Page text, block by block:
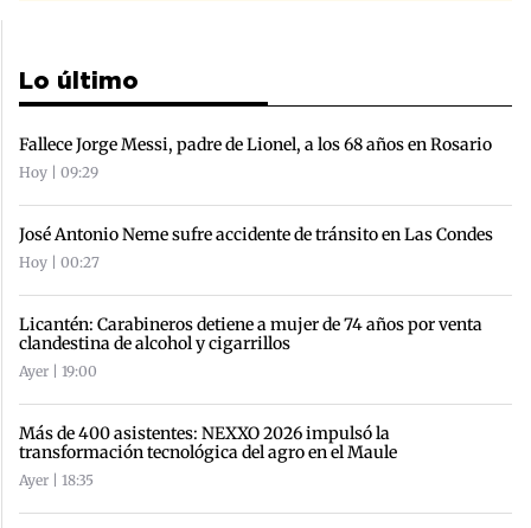
Lo último
Fallece Jorge Messi, padre de Lionel, a los 68 años en Rosario
Hoy | 09:29
José Antonio Neme sufre accidente de tránsito en Las Condes
Hoy | 00:27
Licantén: Carabineros detiene a mujer de 74 años por venta
clandestina de alcohol y cigarrillos
Ayer | 19:00
Más de 400 asistentes: NEXXO 2026 impulsó la
transformación tecnológica del agro en el Maule
Ayer | 18:35